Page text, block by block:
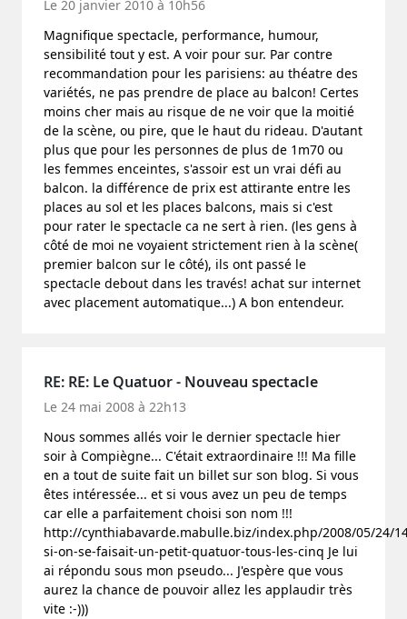
Le 20 janvier 2010 à 10h56
Magnifique spectacle, performance, humour,
sensibilité tout y est. A voir pour sur. Par contre
recommandation pour les parisiens: au théatre des
variétés, ne pas prendre de place au balcon! Certes
moins cher mais au risque de ne voir que la moitié
de la scène, ou pire, que le haut du rideau. D'autant
plus que pour les personnes de plus de 1m70 ou
les femmes enceintes, s'assoir est un vrai défi au
balcon. la différence de prix est attirante entre les
places au sol et les places balcons, mais si c'est
pour rater le spectacle ca ne sert à rien. (les gens à
côté de moi ne voyaient strictement rien à la scène(
premier balcon sur le côté), ils ont passé le
spectacle debout dans les través! achat sur internet
avec placement automatique...) A bon entendeur.
RE: RE: Le Quatuor - Nouveau spectacle
Le 24 mai 2008 à 22h13
Nous sommes allés voir le dernier spectacle hier
soir à Compiègne... C'était extraordinaire !!! Ma fille
en a tout de suite fait un billet sur son blog. Si vous
êtes intéressée... et si vous avez un peu de temps
car elle a parfaitement choisi son nom !!!
http://cynthiabavarde.mabulle.biz/index.php/2008/05/24/
si-on-se-faisait-un-petit-quatuor-tous-les-cinq Je lui
ai répondu sous mon pseudo... J'espère que vous
aurez la chance de pouvoir allez les applaudir très
vite :-)))